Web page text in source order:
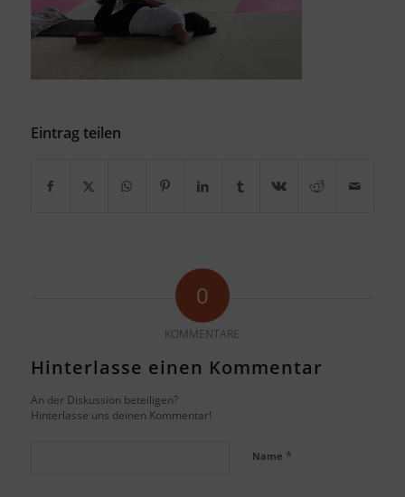
Eintrag teilen
0
KOMMENTARE
Hinterlasse einen Kommentar
An der Diskussion beteiligen?
Hinterlasse uns deinen Kommentar!
Name *